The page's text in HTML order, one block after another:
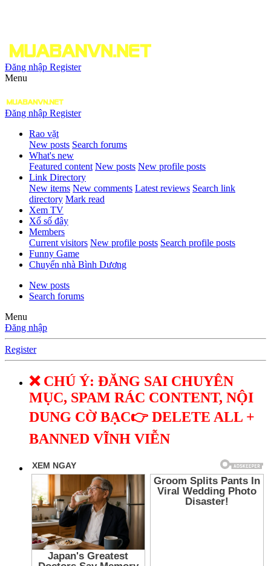
Đăng nhập Register
Menu
Đăng nhập Register
Rao vặt
New posts Search forums
What's new
Featured content New posts New profile posts
Link Directory
New items New comments Latest reviews Search link
directory Mark read
Xem TV
Xổ số đây
Members
Current visitors New profile posts Search profile posts
Funny Game
Chuyển nhà Bình Dương
New posts
Search forums
Menu
Đăng nhập
Register
❌ CHÚ Ý: ĐĂNG SAI CHUYÊN
MỤC, SPAM RÁC CONTENT, NỘI
DUNG CỜ BẠC👉 DELETE ALL +
BANNED VĨNH VIỄN